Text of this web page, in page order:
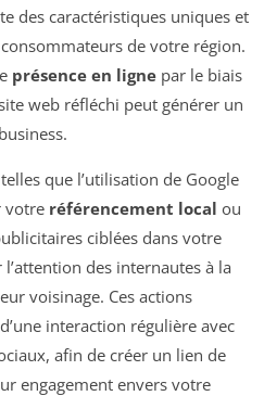
des caractéristiques uniques et
de votre région.
présence en ligne par le biais
web réfléchi peut générer un
que l’utilisation de Google
votre référencement local ou
ciblées dans votre
des internautes à la
voisinage. Ces actions
interaction régulière avec
afin de créer un lien de
engagement envers votre